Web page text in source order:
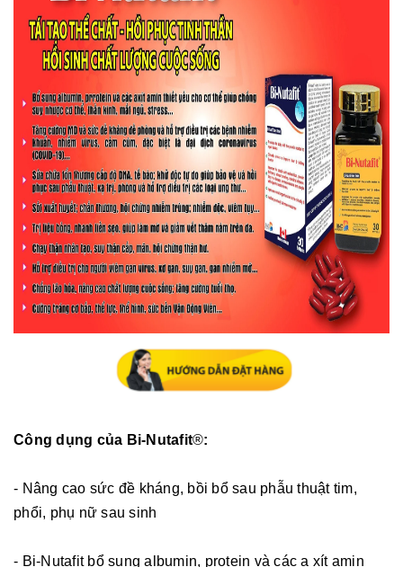
Công dụng của Bi-Nutafit®:
- Nâng cao sức đề kháng, bồi bổ sau phẫu thuật tim,
phổi, phụ nữ sau sinh
- Bi-Nutafit bổ sung albumin, protein và các a xít amin